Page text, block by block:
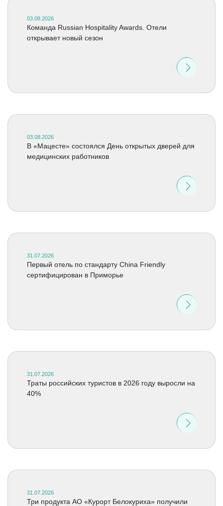
03.08.2026
Команда Russian Hospitality Awards. Отели
открывает новый сезон
03.08.2026
В «Мацесте» состоялся День открытых дверей для
медицинских работников
31.07.2026
Первый отель по стандарту China Friendly
сертифицирован в Приморье
31.07.2026
Траты российских туристов в 2026 году выросли на
40%
31.07.2026
Три продукта АО «Курорт Белокуриха» получили